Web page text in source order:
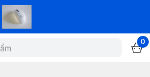
0